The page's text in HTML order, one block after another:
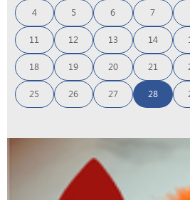
4 5 6 7
11 12 13 14
18 19 20 21
25 26 27 28